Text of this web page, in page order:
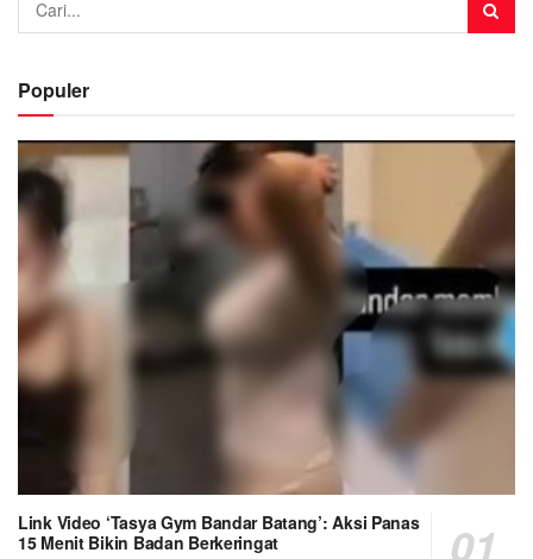
Populer
Link Video ‘Tasya Gym Bandar Batang’: Aksi Panas
15 Menit Bikin Badan Berkeringat